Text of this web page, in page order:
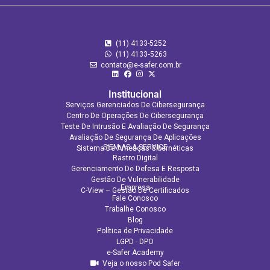
(11) 4133-5252
(11) 4133‑5263
contato@e-safer.com.br
Institucional
Serviços Gerenciados De Cibersegurança
Centro De Operações De Cibersegurança
Teste De Intrusão E Avaliação De Segurança
Avaliação De Segurança De Aplicações​
Sistema De Ameaças Cibernéticas
SIEM AS A SERVICE
Rastro Digital
Gerenciamento De Defesa E Resposta
Gestão De Vulnerabilidade
C-View – Gestão De Certificados
Empresa
Fale Conosco
Trabalhe Conosco
Blog
Política de Privacidade
LGPD - DPO
e-Safer Academy
Veja o nosso Pod Safer